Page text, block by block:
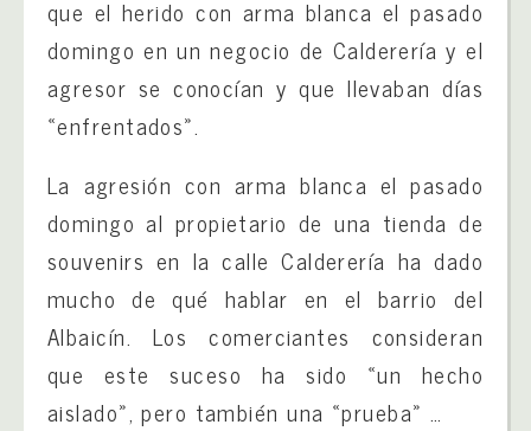
que el herido con arma blanca el pasado
domingo en un negocio de Calderería y el
agresor se conocían y que llevaban días
«enfrentados».
La agresión con arma blanca el pasado
domingo al propietario de una tienda de
souvenirs en la calle Calderería ha dado
mucho de qué hablar en el barrio del
Albaicín. Los comerciantes consideran
que este suceso ha sido «un hecho
aislado», pero también una «prueba» …